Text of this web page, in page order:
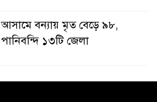
আসামে বন্যায় মৃত বেড়ে ৯৮,
পানিবন্দি ১৩টি জেলা